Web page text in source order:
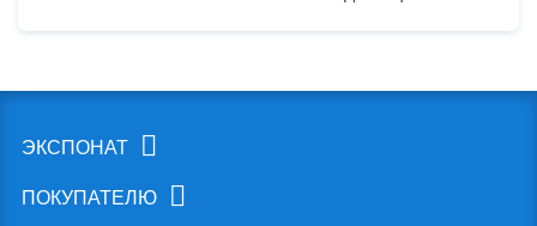
ЭКСПОНАТ
ПОКУПАТЕЛЮ